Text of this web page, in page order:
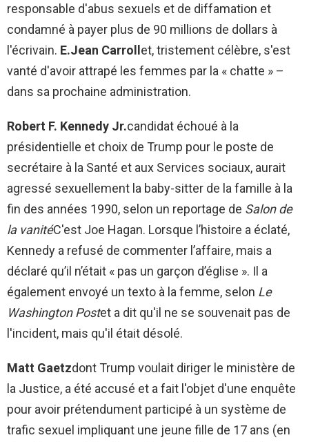
responsable d'abus sexuels et de diffamation et
condamné à payer plus de 90 millions de dollars à
l'écrivain. E.Jean Carrollet, tristement célèbre, s'est
vanté d'avoir attrapé les femmes par la « chatte » –
dans sa prochaine administration.
Robert F. Kennedy Jr.candidat échoué à la
présidentielle et choix de Trump pour le poste de
secrétaire à la Santé et aux Services sociaux, aurait
agressé sexuellement la baby-sitter de la famille à la
fin des années 1990, selon un reportage de Salon de
la vanitéC'est Joe Hagan. Lorsque l’histoire a éclaté,
Kennedy a refusé de commenter l’affaire, mais a
déclaré qu’il n’était « pas un garçon d’église ». Il a
également envoyé un texto à la femme, selon Le
Washington Postet a dit qu'il ne se souvenait pas de
l'incident, mais qu'il était désolé.
Matt Gaetzdont Trump voulait diriger le ministère de
la Justice, a été accusé et a fait l'objet d'une enquête
pour avoir prétendument participé à un système de
trafic sexuel impliquant une jeune fille de 17 ans (en